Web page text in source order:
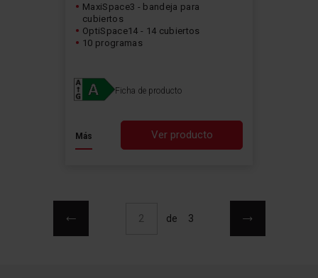
Ver producto
Más
MaxiSpace3 - bandeja para
cubiertos
OptiSpace14 - 14 cubiertos
10 programas
Ficha de producto
Actualmente estás leyendo página
de 3